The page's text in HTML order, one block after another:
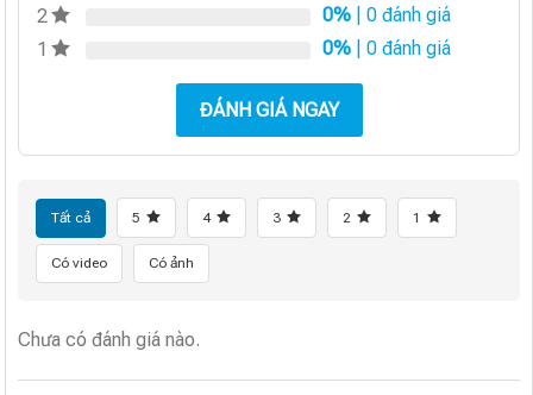
2
0% | 0 đánh giá
1
0% | 0 đánh giá
ĐÁNH GIÁ NGAY
Tất cả 5 4 3 2 1
Có video Có ảnh
Chưa có đánh giá nào.